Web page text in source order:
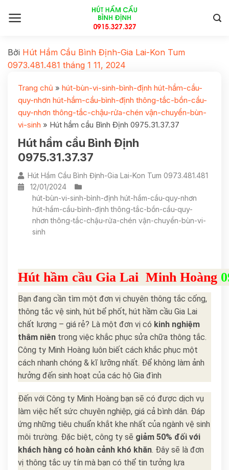
Bởi Hút Hầm Cầu Bình Định-Gia Lai-Kon Tum
0973.481.481 tháng 1 11, 2024
Trang chủ » hút-bùn-vi-sinh-bình-định hút-hầm-cầu-
quy-nhơn hút-hầm-cầu-bình-định thông-tắc-bồn-cầu-
quy-nhơn thông-tắc-chậu-rửa-chén vận-chuyển-bùn-
vi-sinh » Hút hầm cầu Bình Định 0975.31.37.37
Hút hầm cầu Bình Định
0975.31.37.37
Hút Hầm Cầu Bình Định-Gia Lai-Kon Tum 0973.481.481
12/01/2024
hút-bùn-vi-sinh-bình-định hút-hầm-cầu-quy-nhơn
hút-hầm-cầu-bình-định thông-tắc-bồn-cầu-quy-
nhơn thông-tắc-chậu-rửa-chén vận-chuyển-bùn-vi-
sinh
Hút hầm cầu Gia Lai Minh Hoàng
Bạn đang cần tìm một đơn vị chuyên thông tắc cống,
thông tắc vệ sinh, hút bể phốt, hút hầm cầu Gia Lai
chất lượng – giá rẻ? Là một đơn vị có kinh nghiệm
thâm niên trong việc khắc phục sửa chữa thông tắc.
Công ty Minh Hoàng luôn biết cách khắc phục một
cách nhanh chóng & kĩ lưỡng nhất. Để không làm ảnh
hưởng đến sinh hoạt của các hộ Gia đình
Đến với Công ty Minh Hoàng bạn sẽ có được dịch vụ
làm việc hết sức chuyên nghiệp, giá cả bình dân. Đáp
ứng những tiêu chuẩn khắt khe nhất của ngành vệ sinh
môi trường. Đặc biệt, công ty sẽ giảm 50% đối với
khách hàng có hoàn cảnh khó khăn. Đây sẽ là đơn
vị thông tắc uy tín mà bạn có thể tin tưởng lựa